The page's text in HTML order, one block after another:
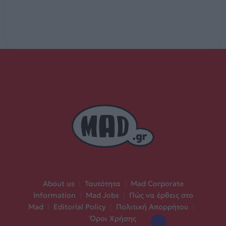
About us Ταυτότητα
Mad Corporate
Information
Mad Jobs
Πώς να έρθεις στο
Mad
Editorial Policy Πολιτική Απορρήτου
Όροι Χρήσης